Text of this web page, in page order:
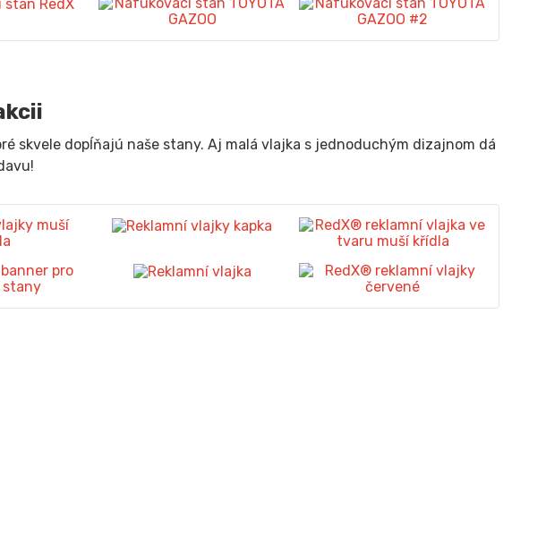
skvele dopĺňajú naše stany. Aj malá vlajka s jednoduchým dizajnom dá